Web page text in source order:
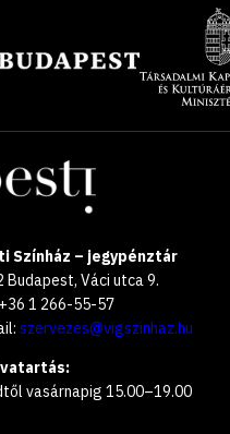
Színház – jegypénztár
Budapest, Váci utca 9.
1 266-55-57
szervezes@vigszinhaz.hu
vasárnapig 15.00–19.00